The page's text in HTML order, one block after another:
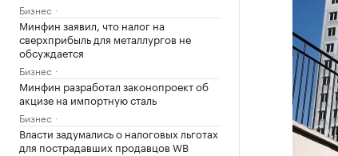
Бизнес
Минфин заявил, что налог на
сверхприбыль для металлургов не
обсуждается
Бизнес
Минфин разработал законопроект об
акцизе на импортную сталь
Бизнес
Власти задумались о налоговых льготах
для пострадавших продавцов WB